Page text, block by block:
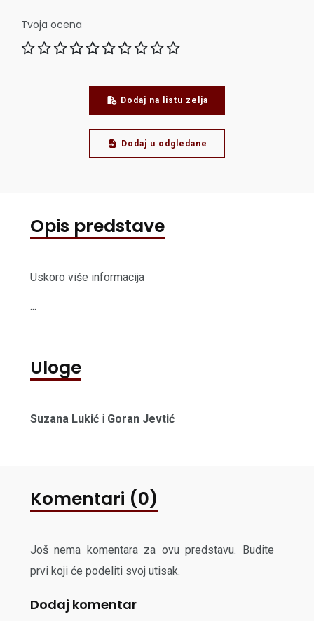
Tvoja ocena
Dodaj na listu zelja
Dodaj u odgledane
Opis predstave
Uskoro više informacija
...
Uloge
Suzana Lukići Goran Jevtić
Komentari (0)
Još nema komentara za ovu predstavu. Budite
prvi koji će podeliti svoj utisak.
Dodaj komentar